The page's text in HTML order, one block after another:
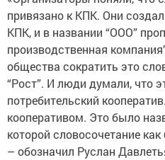
привязано к КПК. Они
КПК, и в названии “ООО”
производственная
общества сократить это
“Рост”. И люди думали, что
потребительский
кооперативом. Это было
которой словосочетание
– обозначил Руслан